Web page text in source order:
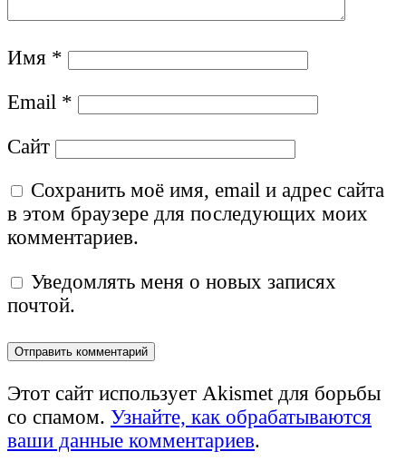
Имя *
Email *
Сайт
Сохранить моё имя, email и адрес сайта
в этом браузере для последующих моих
комментариев.
Уведомлять меня о новых записях
почтой.
Этот сайт использует Akismet для борьбы
со спамом. Узнайте, как обрабатываются
ваши данные комментариев.